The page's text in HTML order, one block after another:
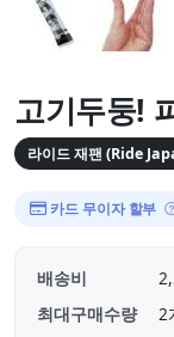
고기두둥!
라이드 재팬 (Ride
카드 무이자 할부
배송비
최대구매수량
2